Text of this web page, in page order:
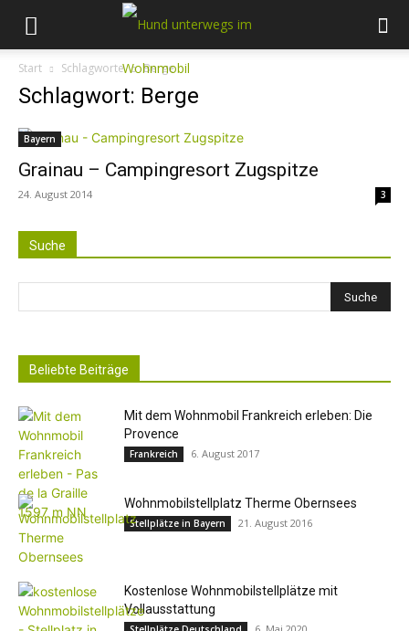
Start Schlagworte Berge
Schlagwort: Berge
Bayern
Grainau – Campingresort Zugspitze
24. August 2014 3
Suche
Beliebte Beiträge
Mit dem Wohnmobil Frankreich erleben: Die
Provence
Frankreich 6. August 2017
Wohnmobilstellplatz Therme Obernsees
Stellplätze in Bayern 21. August 2016
Kostenlose Wohnmobilstellplätze mit
Vollausstattung